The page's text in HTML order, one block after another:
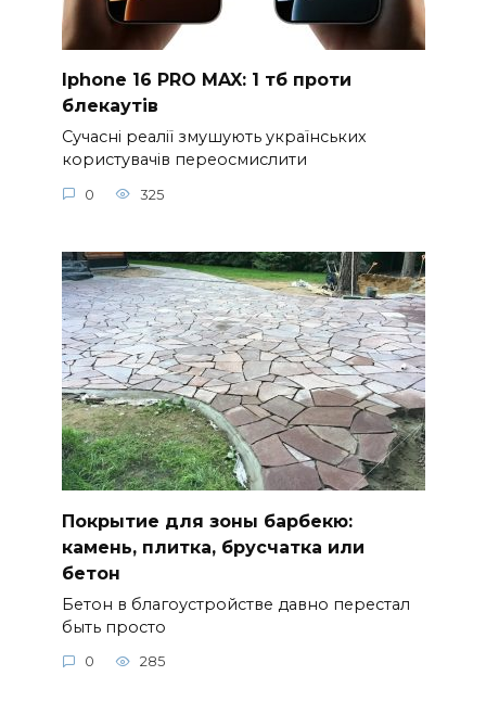
Iphone 16 PRO MAX: 1 тб проти
блекаутів
Сучасні реалії змушують українських
користувачів переосмислити
0 325
Покрытие для зоны барбекю:
камень, плитка, брусчатка или
бетон
Бетон в благоустройстве давно перестал
быть просто
0 285